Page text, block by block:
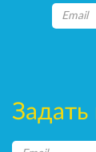
Задать